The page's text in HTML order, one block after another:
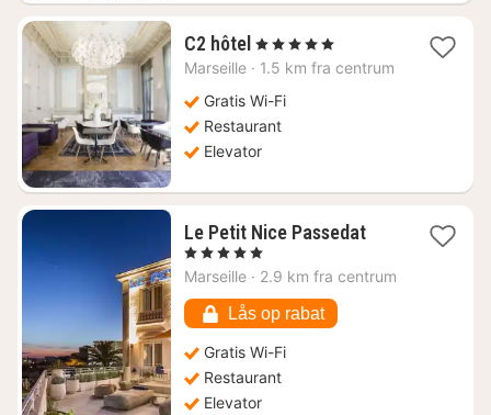
C2 hôtel 1
nat
1487
kr.
, 5 Stjerner
Marseille · 1.5 km fra centrum
Gratis Wi-Fi
Restaurant
Elevator
Le Petit Nice Passedat1
fra
, 5 Stjerner
Marseille · 2.9 km fra centrum
Lås op rabat
Gratis Wi-Fi
Restaurant
Elevator